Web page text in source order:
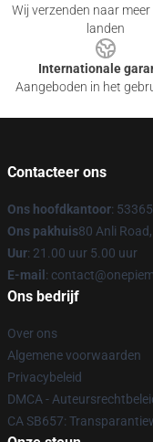
Wij verzenden naar
landen
Internationale
Aangeboden in het
Contacteer ons
Ons hoofdkantoor:
Ons pakhuis80 Anli
Uur: 21.00 uur 5.00 uur
E-mail :
Ons bedrijf
Over ons
Algemene voorwaarden
Privacybeleid
DMCA -
CA SB657: